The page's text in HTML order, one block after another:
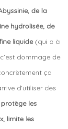
de la
hydrolisée, de
liquide (qui a à
dommage de
ça
d’utiliser des
les
limite les